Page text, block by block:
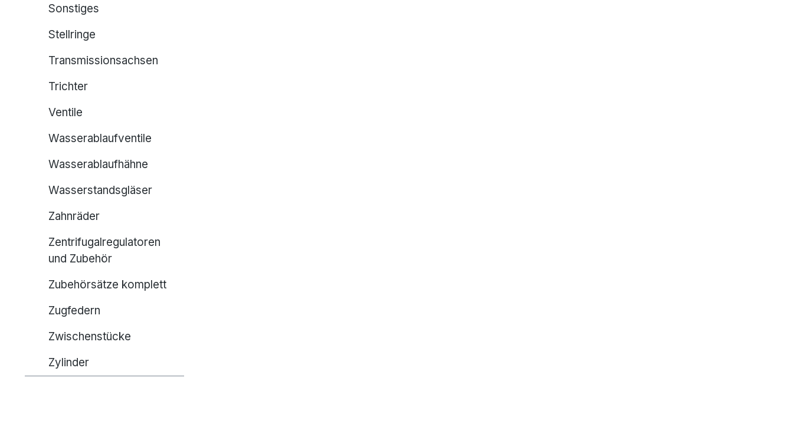
Sonstiges
Stellringe
Transmissionsachsen
Trichter
Ventile
Wasserablaufventile
Wasserablaufhähne
Wasserstandsgläser
Zahnräder
Zentrifugalregulatoren
und Zubehör
Zubehörsätze komplett
Zugfedern
Zwischenstücke
Zylinder